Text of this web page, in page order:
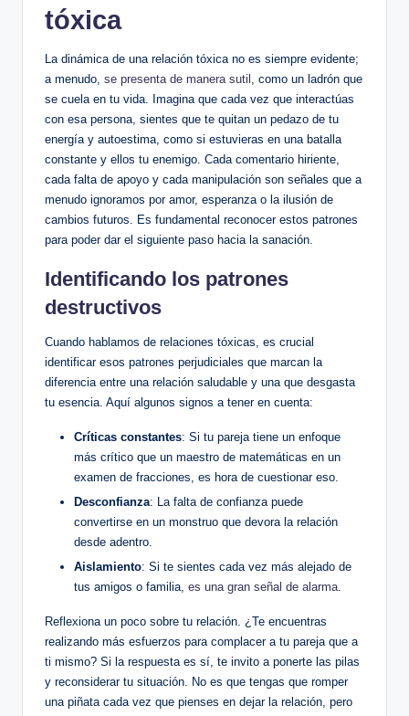
tóxica
La dinámica de una relación tóxica no es siempre evidente;
a menudo, se presenta de manera sutil , como un ladrón que
se cuela en tu vida. Imagina que cada vez que interactúas
con esa persona, sientes que te quitan un pedazo de tu
energía y autoestima, como si estuvieras en una batalla
constante y ellos tu enemigo. Cada comentario hiriente,
cada falta de apoyo y cada manipulación son señales que a
menudo ignoramos por amor, esperanza o la ilusión de
cambios futuros. Es fundamental reconocer estos patrones
para poder dar el siguiente paso hacia la sanación.
Identificando los patrones
destructivos
Cuando hablamos de relaciones tóxicas, es crucial
identificar esos patrones perjudiciales que marcan la
diferencia entre una relación saludable y una que desgasta
tu esencia. Aquí algunos signos a tener en cuenta:
Críticas constantes: Si tu pareja tiene un enfoque
más crítico que un maestro de matemáticas en un
examen de fracciones, es hora de cuestionar eso.
Desconfianza: La falta de confianza puede
convertirse en un monstruo que devora la relación
desde adentro.
Aislamiento: Si te sientes cada vez más alejado de
tus amigos o familia, es una gran señal de alarma.
Reflexiona un poco sobre tu relación. ¿Te encuentras
realizando más esfuerzos para complacer a tu pareja que a
ti mismo? Si la respuesta es sí, te invito a ponerte las pilas
y reconsiderar tu situación. No es que tengas que romper
una piñata cada vez que pienses en dejar la relación, pero